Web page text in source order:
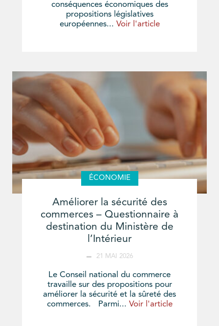
conséquences économiques des
propositions législatives
européennes... Voir l'article
ÉCONOMIE
Améliorer la sécurité des
commerces – Questionnaire à
destination du Ministère de
l’Intérieur
21 MAI 2026
Le Conseil national du commerce
travaille sur des propositions pour
améliorer la sécurité et la sûreté des
commerces. Parmi... Voir l'article